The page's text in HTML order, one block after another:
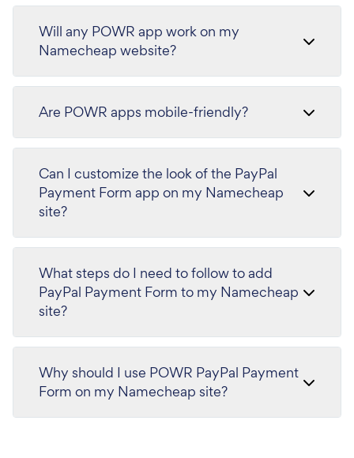
Will any POWR app work on my
Namecheap website?
Are POWR apps mobile-friendly?
Can I customize the look of the PayPal
Payment Form app on my Namecheap
site?
What steps do I need to follow to add
PayPal Payment Form to my Namecheap
site?
Why should I use POWR PayPal Payment
Form on my Namecheap site?